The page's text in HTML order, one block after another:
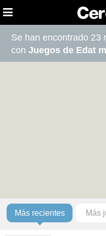
Se han encontrado 23
conJuegos de Edat
Más recientes Más